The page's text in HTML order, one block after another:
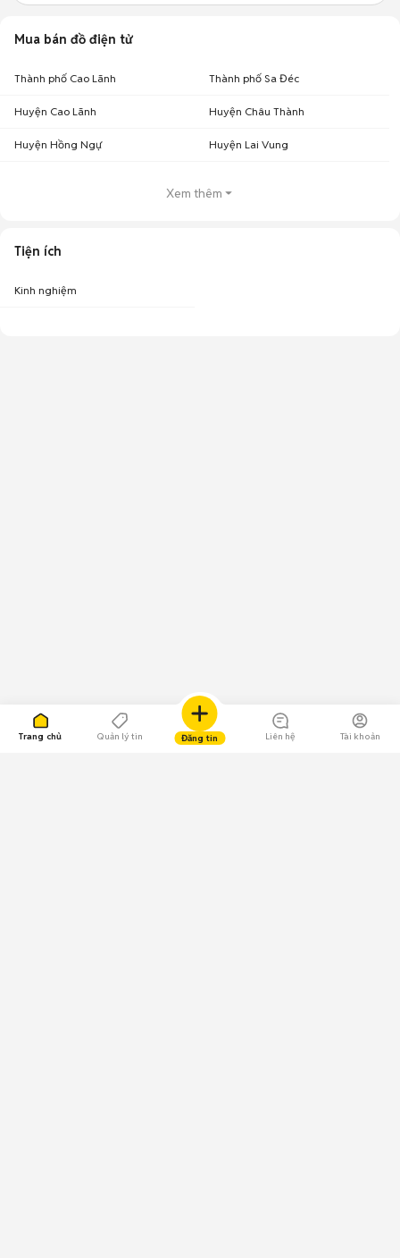
Trang chủ Quản lý tin Đăng tin Liên hệ Tài khoản
Mua bán đồ điện tử
Thành phố Cao Lãnh Thành phố Sa Đéc
Huyện Cao Lãnh Huyện Châu Thành
Huyện Hồng Ngự Huyện Lai Vung
Xem thêm
Tiện ích
Kinh nghiệm